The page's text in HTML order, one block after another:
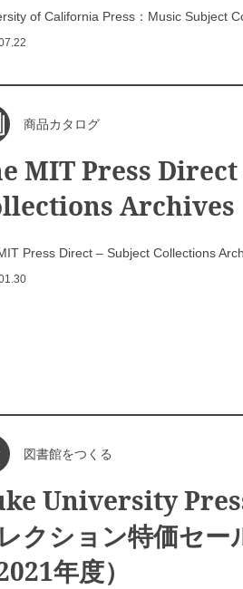
of California Press：Music Subject
商品カタログ
MIT Press
Archives
Press Direct – Subject Collections
図書館をつくる
University
クション特価セー
2021年度）